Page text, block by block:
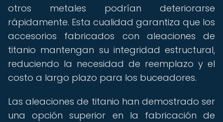
otros metales podrían deteriorarse
rápidamente. Esta cualidad garantiza que los
accesorios fabricados con aleaciones de
titanio mantengan su integridad estructural,
reduciendo la necesidad de reemplazo y el
costo a largo plazo para los buceadores.
Las aleaciones de titanio han demostrado ser
una opción superior en la fabricación de